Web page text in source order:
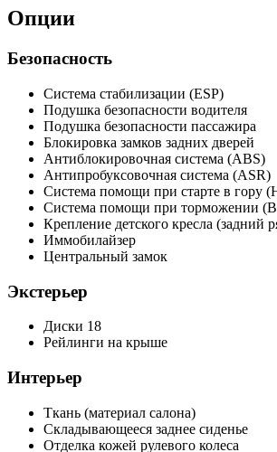
Опции
Безопасность
Система стабилизации (ESP)
Подушка безопасности водителя
Подушка безопасности пассажира
Блокировка замков задних дверей
Антиблокировочная система (ABS)
Антипробуксовочная система (ASR)
Система помощи при старте в гору
Система помощи при торможении
Крепление детского кресла (задний
Иммобилайзер
Центральный замок
Экстерьер
Диски 18
Рейлинги на крыше
Интерьер
Ткань (материал салона)
Складывающееся заднее сиденье
Отделка кожей рулевого колеса